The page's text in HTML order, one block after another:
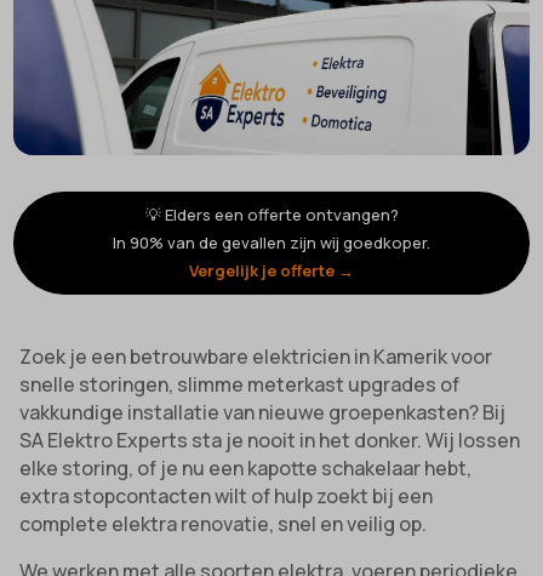
💡 Elders een offerte ontvangen?
In 90% van de gevallen zijn wij goedkoper.
Vergelijk je offerte →
Zoek je een betrouwbare elektricien in Kamerik voor
snelle storingen, slimme meterkast upgrades of
vakkundige installatie van nieuwe groepenkasten? Bij
SA Elektro Experts sta je nooit in het donker. Wij lossen
elke storing, of je nu een kapotte schakelaar hebt,
extra stopcontacten wilt of hulp zoekt bij een
complete elektra renovatie, snel en veilig op.
We werken met alle soorten elektra, voeren periodieke